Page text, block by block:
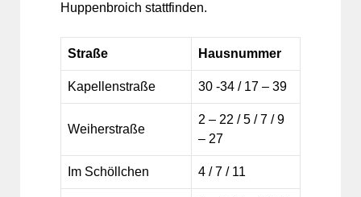
Huppenbroich stattfinden.
Straße Hausnummer
Kapellenstraße 30 -34 / 17 – 39
Weiherstraße
2 – 22 / 5 / 7 / 9
– 27
Im Schöllchen 4 / 7 / 11